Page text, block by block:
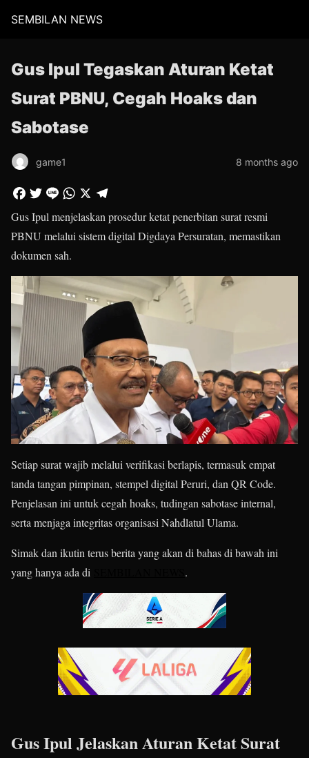
SEMBILAN NEWS
Gus Ipul Tegaskan Aturan Ketat
Surat PBNU, Cegah Hoaks dan
Sabotase
game1 8 months ago
Gus Ipul menjelaskan prosedur ketat penerbitan surat resmi
PBNU melalui sistem digital Digdaya Persuratan, memastikan
dokumen sah.
Setiap surat wajib melalui verifikasi berlapis, termasuk empat
tanda tangan pimpinan, stempel digital Peruri, dan QR Code.
Penjelasan ini untuk cegah hoaks, tudingan sabotase internal,
serta menjaga integritas organisasi Nahdlatul Ulama.
Simak dan ikutin terus berita yang akan di bahas di bawah ini
yang hanya ada di
.
Gus Ipul Jelaskan Aturan Ketat Surat